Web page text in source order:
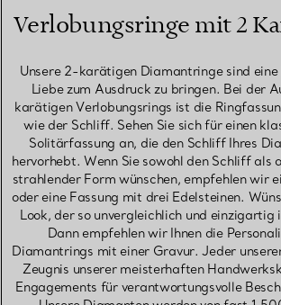
Verlobungsringe mit 2
Unsere 2-karätigen Diamantringe sind
Liebe zum Ausdruck zu bringen. Bei der
karätigen Verlobungsrings ist die
wie der Schliff. Sehen Sie sich für einen
Solitärfassung an, die den Schliff Ihres
hervorhebt. Wenn Sie sowohl den Schliff als
strahlender Form wünschen, empfehlen wir
oder eine Fassung mit drei Edelsteinen.
Look, der so unvergleichlich und einzigartig
Dann empfehlen wir Ihnen die
Diamantrings mit einer Gravur. Jeder
Zeugnis unserer meisterhaften
Engagements für verantwortungsvolle